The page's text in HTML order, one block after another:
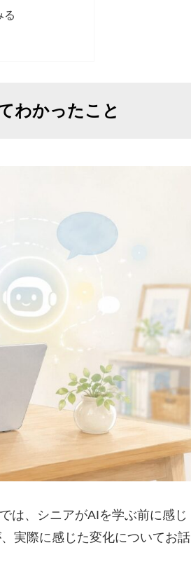
る
わかったこと
は、シニアがAIを学ぶ前に感じ
実際に感じた変化についてお話